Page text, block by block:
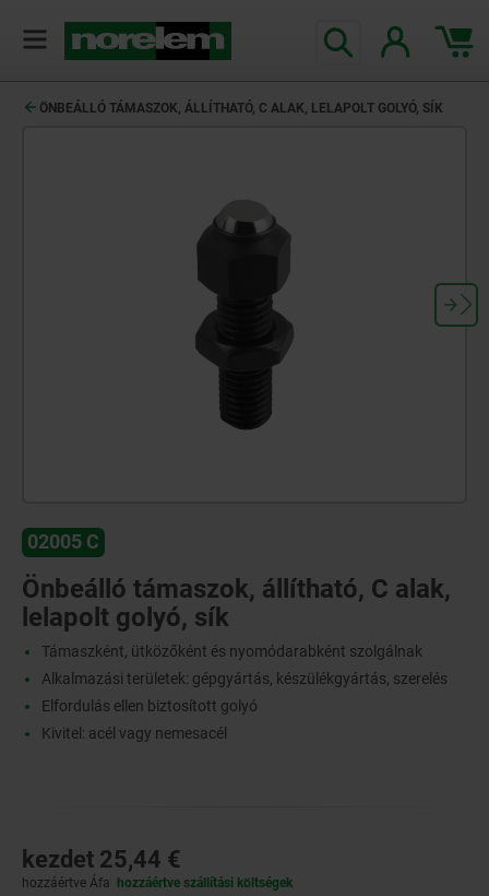
ÖNBEÁLLÓ TÁMASZOK, ÁLLÍTHATÓ, C ALAK, LELAPOLT GOLYÓ, SÍK
02005 C
Önbeálló támaszok, állítható, C alak,
lelapolt golyó, sík
Támaszként, ütközőként és nyomódarabként szolgálnak
Alkalmazási területek: gépgyártás, készülékgyártás, szerelés
Elfordulás ellen biztosított golyó
Kivitel: acél vagy nemesacél
kezdet 25,44 €
hozzáértve Áfa hozzáértve szállítási költségek